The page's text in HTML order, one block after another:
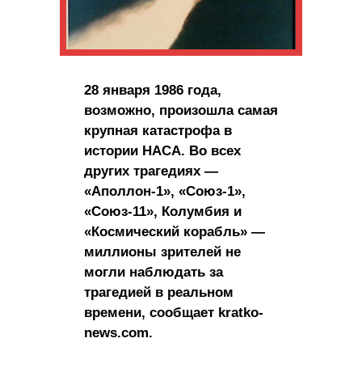
28 января 1986 года,
возможно, произошла самая
крупная катастрофа в
истории НАСА. Во всех
других трагедиях —
«Аполлон-1», «Союз-1»,
«Союз-11», Колумбия и
«Космический корабль» —
миллионы зрителей не
могли наблюдать за
трагедией в реальном
времени, сообщает kratko-
news.com.